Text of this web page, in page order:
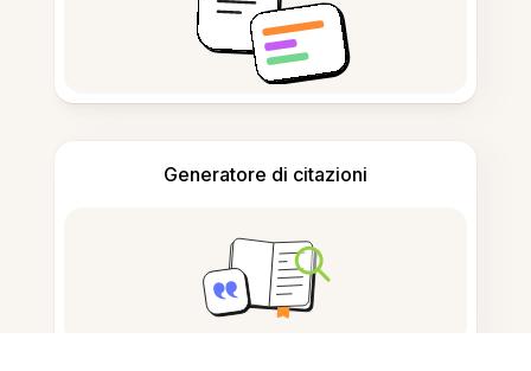
Generatore di citazioni